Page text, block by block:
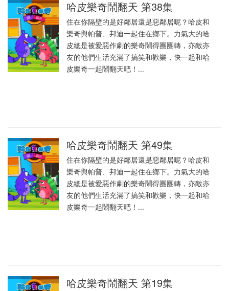
哈皮樂奇鬧翻天 第38集
住在你隔壁的是好鄰居還是惡鄰居呢？哈皮和
樂奇與帕普、邦迪一起住在鄉下。力氣大的哈
皮總是被愛惡作劇的樂奇鬧得團團轉，亦敵亦
友的他們生活充滿了搞笑和歡樂，快一起和哈
皮樂奇一起鬧翻天吧！...
哈皮樂奇鬧翻天 第49集
住在你隔壁的是好鄰居還是惡鄰居呢？哈皮和
樂奇與帕普、邦迪一起住在鄉下。力氣大的哈
皮總是被愛惡作劇的樂奇鬧得團團轉，亦敵亦
友的他們生活充滿了搞笑和歡樂，快一起和哈
皮樂奇一起鬧翻天吧！...
哈皮樂奇鬧翻天 第19集